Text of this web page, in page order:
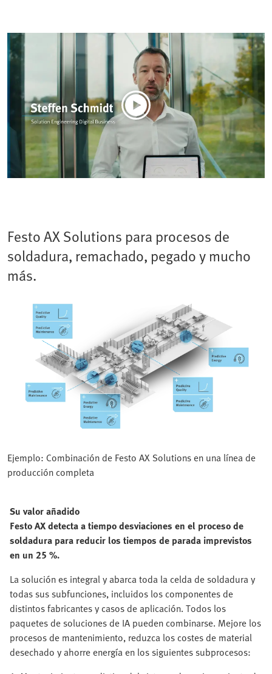
Festo AX Solutions para procesos de
soldadura, remachado, pegado y mucho
más.
Ejemplo: Combinación de Festo AX Solutions en una línea de
producción completa
Su valor añadido
Festo AX detecta a tiempo desviaciones en el proceso de
soldadura para reducir los tiempos de parada imprevistos
en un 25 %.
La solución es integral y abarca toda la celda de soldadura y
todas sus subfunciones, incluidos los componentes de
distintos fabricantes y casos de aplicación. Todos los
paquetes de soluciones de IA pueden combinarse. Mejore los
procesos de mantenimiento, reduzca los costes de material
desechado y ahorre energía en los siguientes subprocesos: